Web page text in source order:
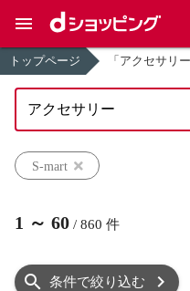
トップページ 「アクセサリ
S-mart
1 ～ 60 / 860 件
条件で絞り込む